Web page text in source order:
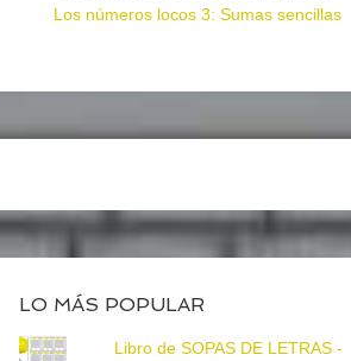
Los números locos 3: Sumas sencillas
LO MÁS POPULAR
Libro de SOPAS DE LETRAS -